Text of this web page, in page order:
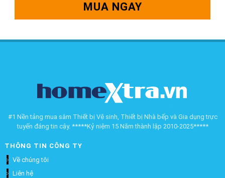
MUA NGAY
#1 Nền tảng mua sắm Thiết bị Vệ sinh, Thiết bị Nhà bếp và Gia dụng trực
tuyến đáng tin cậy. *****Kỷ niệm 15 Năm thành lập 2010-2025*****
THÔNG TIN CÔNG TY
Về chúng tôi
Liên hệ